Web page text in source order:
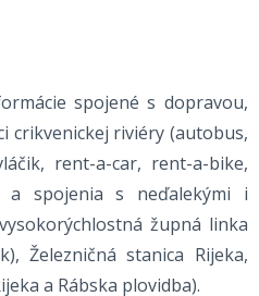
spojené s dopravou,
crikvenickej riviéry (autobus,
rent-a-car, rent-a-bike,
a spojenia s neďalekými i
župná linka
Železničná stanica Rijeka,
a Rábska plovidba).